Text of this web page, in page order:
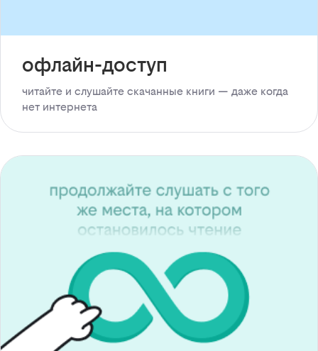
офлайн-доступ
читайте и слушайте скачанные книги — даже когда
нет интернета